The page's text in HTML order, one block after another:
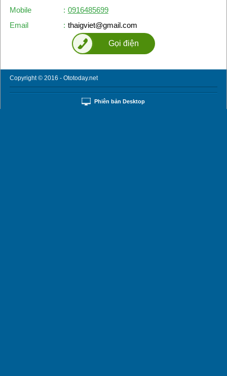
Mobile
: 0916485699
Email
: thaigviet@gmail.com
Gọi điện
Copyright © 2016 - Ototoday.net
Phiên bản Desktop